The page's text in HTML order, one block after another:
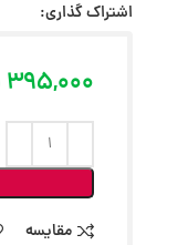
اشتراک گذاری:
395,000
مقایسه